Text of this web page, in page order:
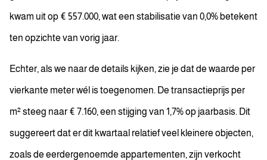
kwam uit op € 557.000, wat een stabilisatie van 0,0% betekent
ten opzichte van vorig jaar.
Echter, als we naar de details kijken, zie je dat de waarde per
vierkante meter wél is toegenomen. De transactieprijs per
m² steeg naar € 7.160, een stijging van 1,7% op jaarbasis. Dit
suggereert dat er dit kwartaal relatief veel kleinere objecten,
zoals de eerdergenoemde appartementen, zijn verkocht